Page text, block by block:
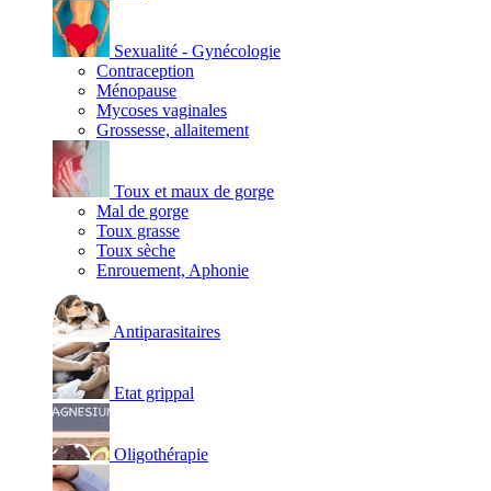
Sexualité - Gynécologie
Contraception
Ménopause
Mycoses vaginales
Grossesse, allaitement
Toux et maux de gorge
Mal de gorge
Toux grasse
Toux sèche
Enrouement, Aphonie
Antiparasitaires
Etat grippal
Oligothérapie